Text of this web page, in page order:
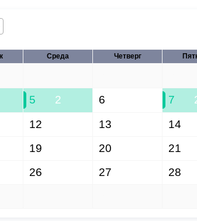
Среда Четверг
5 2 6 7
12 13 14
19 20 21
26 27 28